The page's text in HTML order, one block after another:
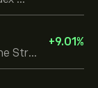
YieldMax PLTR Option Income Strategy ETF
+9.01%